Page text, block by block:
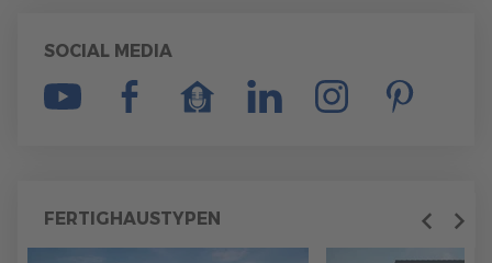
SOCIAL MEDIA
FERTIGHAUSTYPEN Previous